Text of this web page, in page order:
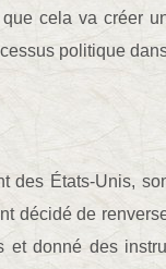
cela va créer
politique
des États-Unis,
décidé de
et donné des